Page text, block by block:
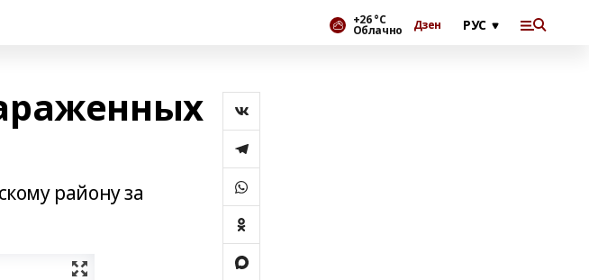
+26 °С
Облачно Дзен
району за